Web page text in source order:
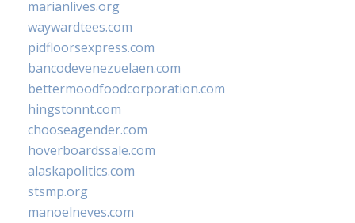
marianlives.org
waywardtees.com
pidfloorsexpress.com
bancodevenezuelaen.com
bettermoodfoodcorporation.com
hingstonnt.com
chooseagender.com
hoverboardssale.com
alaskapolitics.com
stsmp.org
manoelneves.com